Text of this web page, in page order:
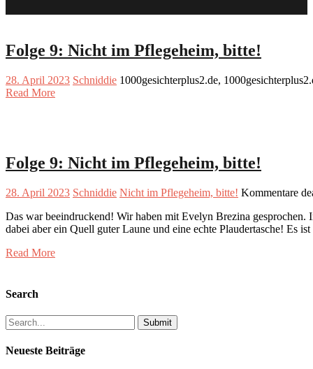
Folge 9: Nicht im Pflegeheim, bitte!
28. April 2023 Schniddie 1000gesichterplus2.de,
Read More
Folge 9: Nicht im Pflegeheim, bitte!
28. April 2023 Schniddie Nicht im Pflegeheim, bitte! Kommentare
Das war beeindruckend! Wir haben mit Evelyn Brezina
dabei aber ein Quell guter Laune und eine echte Plaudertasche!
Read More
Search
Search
for:
Neueste Beiträge